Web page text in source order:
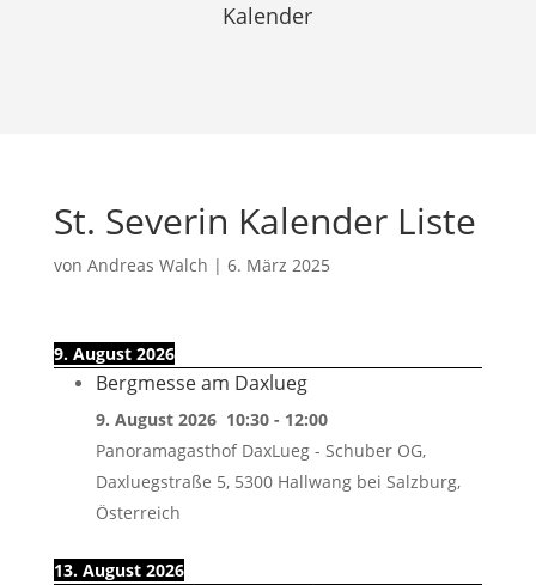
Kalender
St. Severin Kalender Liste
von Andreas Walch | 6. März 2025
9. August 2026
Bergmesse am Daxlueg
9. August 2026 10:30- 12:00
Panoramagasthof DaxLueg - Schuber OG,
Daxluegstraße 5, 5300 Hallwang bei Salzburg,
Österreich
13. August 2026